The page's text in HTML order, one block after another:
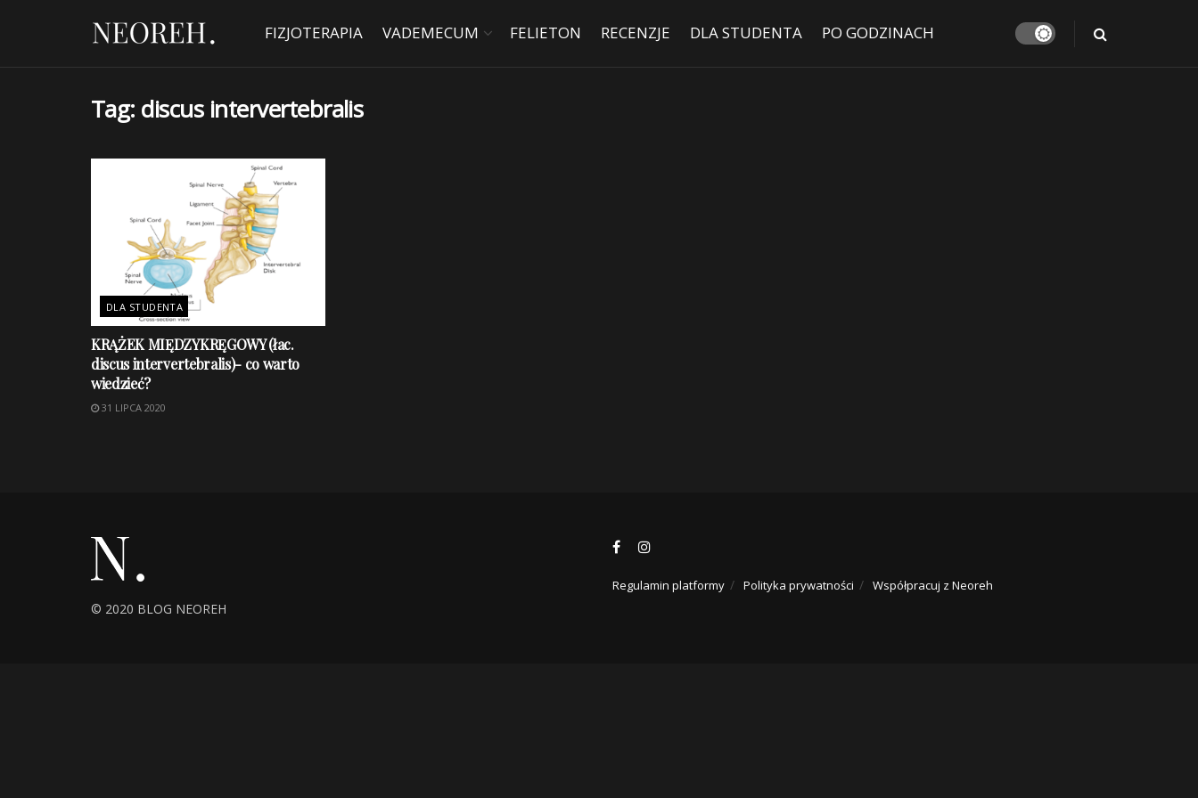
FIZJOTERAPIA VADEMECUM FELIETON RECENZJE DLA STUDENTA PO GODZINACH
Tag: discus intervertebralis
DLA STUDENTA
KRĄŻEK MIĘDZYKRĘGOWY (łac.
discus intervertebralis)- co warto
wiedzieć?
31 LIPCA 2020
© 2020 BLOG NEOREH
Regulamin platformy Polityka prywatności Współpracuj z Neoreh